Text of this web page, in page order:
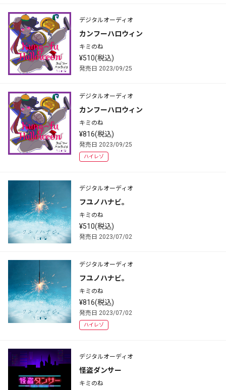
デジタルオーディオ
カンフーハロウィン
キミのね
¥510(税込)
発売日 2023/09/25
デジタルオーディオ
カンフーハロウィン
キミのね
¥816(税込)
発売日 2023/09/25
ハイレゾ
デジタルオーディオ
フユノハナビ。
キミのね
¥510(税込)
発売日 2023/07/02
デジタルオーディオ
フユノハナビ。
キミのね
¥816(税込)
発売日 2023/07/02
ハイレゾ
デジタルオーディオ
怪盗ダンサー
キミのね